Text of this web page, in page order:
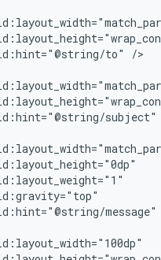
to"
subject"
message"